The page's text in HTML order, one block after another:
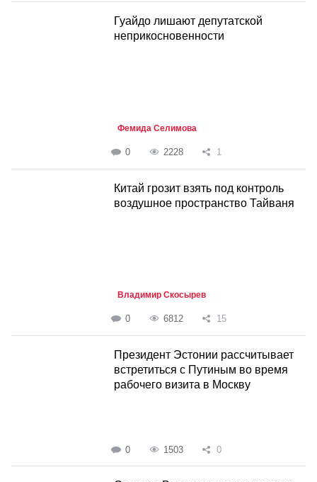
Гуайдо лишают депутатской
неприкосновенности
Фемида Селимова
0 2228 1
Китай грозит взять под контроль
воздушное пространство Тайваня
Владимир Скосырев
0 6812 15
Президент Эстонии рассчитывает
встретиться с Путиным во время
рабочего визита в Москву
0 1503 0